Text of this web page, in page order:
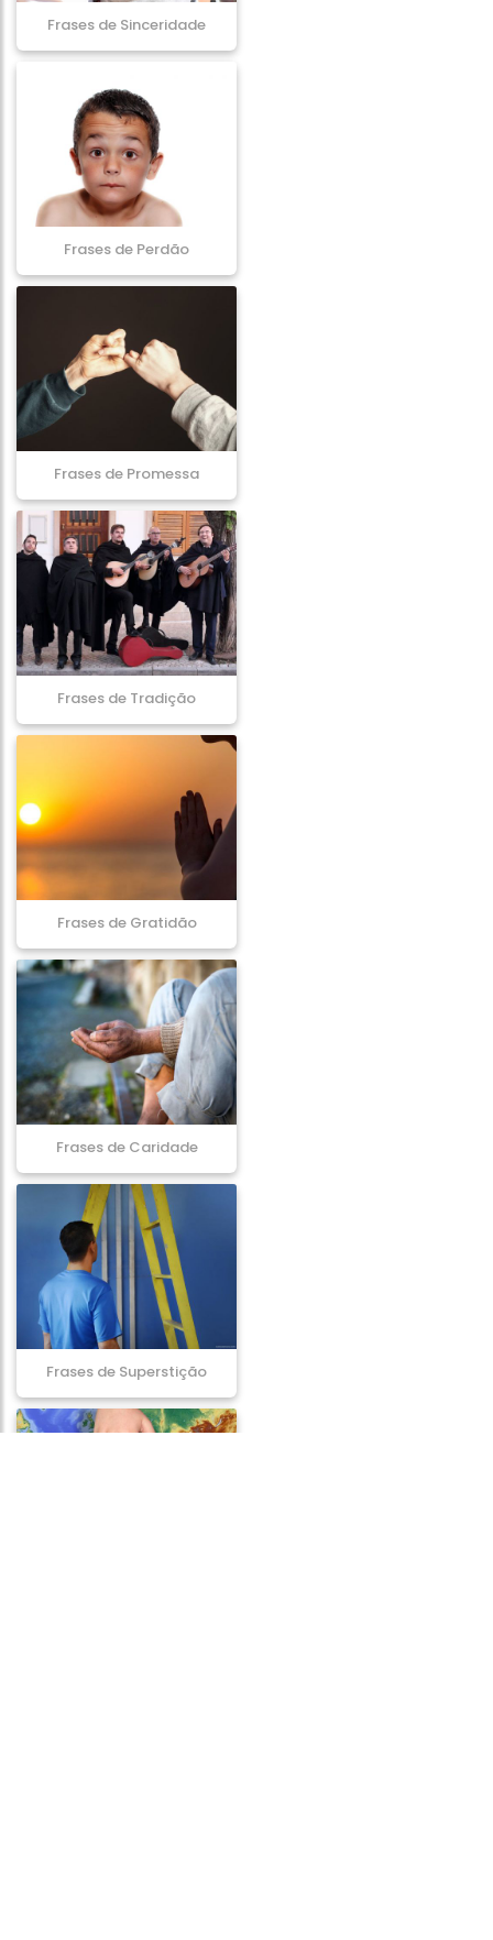
Frases de Sinceridade
Frases de Perdão
Frases de Promessa
Frases de Tradição
Frases de Gratidão
Frases de Caridade
Frases de Superstição